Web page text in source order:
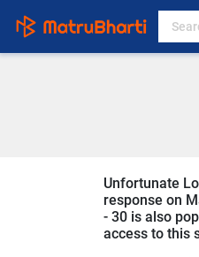
Unfortunate
response on
- 30 is also
access to this